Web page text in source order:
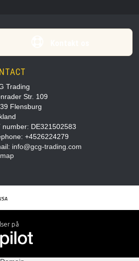
Trading
Str. 109
Flensburg
number: DE321502583
+4526224279
: info@gcg-trading.com
på